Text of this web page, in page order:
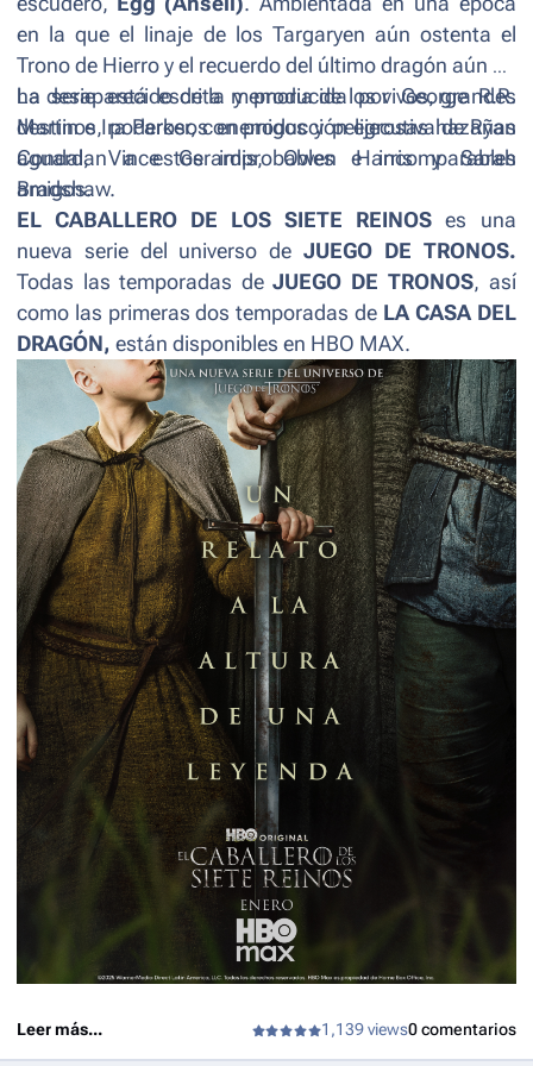
en la que el linaje de los Targaryen aún ostenta el
Trono de Hierro y el recuerdo del último dragón aún no
ha desaparecido de la memoria de los vivos, grandes
destinos, poderosos enemigos y peligrosas hazañas
aguardan a estos improbables e incomparables
amigos.
La serie está escrita y producida por George R.R.
Martin e Ira Parker, con producción ejecutiva de Ryan
Condal, Vince Gerardis, Owen Harris y Sarah
Bradshaw.
EL CABALLERO DE LOS SIETE REINOS es una
nueva serie del universo de JUEGO DE TRONOS.
Todas las temporadas de JUEGO DE TRONOS, así
como las primeras dos temporadas de LA CASA DEL
DRAGÓN, están disponibles en HBO MAX.
Leer más... 1,139 views0 comentarios